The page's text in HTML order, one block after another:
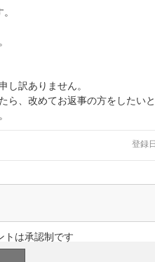
し訳ありません。
、改めてお返事の方をしたいと
登録
トは承認制です